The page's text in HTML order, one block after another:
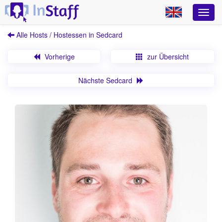
Alle Hosts / Hostessen in Sedcard
Vorherige zur Übersicht
Nächste Sedcard